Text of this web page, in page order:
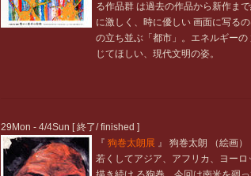
る作品群 は過去の作品から新作ま
に激しく、時に優しい 画面に写る
の立ち並ぶ「都市」。エネルギー
じてほしい、現代文明の姿。
29Mon - 4/4Sun [ 終了/ finished ]
『 狗巻太朗展 』 狗巻太朗 （絵画）
若くしてアジア、アフリカ、ヨー